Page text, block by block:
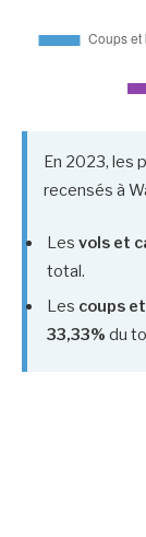
En 2023, les
recensés à
Les vols et
total.
Les coups
33,33% du